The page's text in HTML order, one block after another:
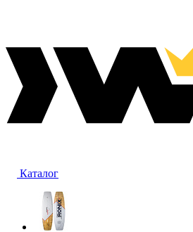
Каталог